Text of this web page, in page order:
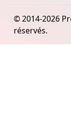
© 2014-2026
réservés.